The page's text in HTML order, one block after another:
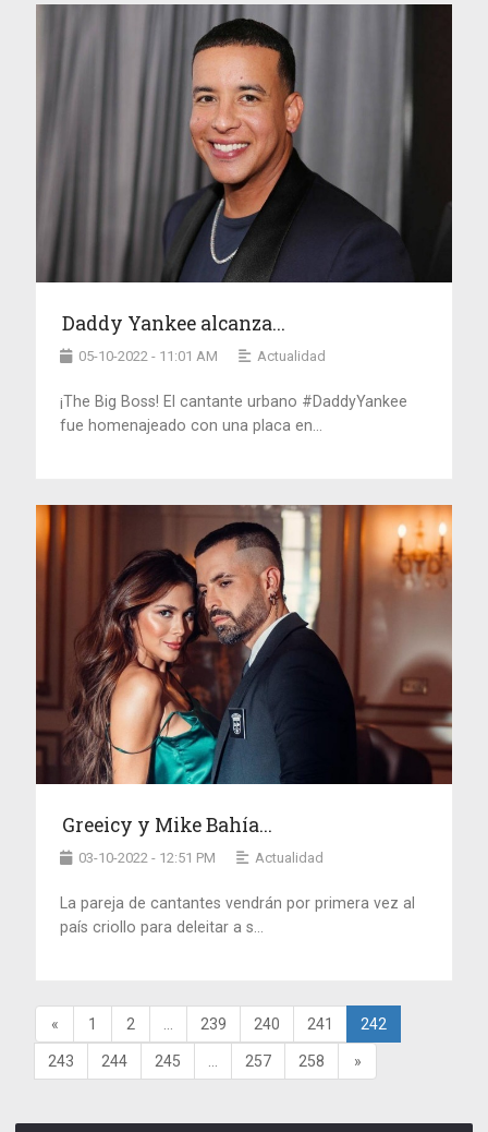
Daddy Yankee alcanza...
05-10-2022 - 11:01 AM Actualidad
¡The Big Boss! El cantante urbano #DaddyYankee
fue homenajeado con una placa en...
Greeicy y Mike Bahía...
03-10-2022 - 12:51 PM Actualidad
La pareja de cantantes vendrán por primera vez al
país criollo para deleitar a s...
« 1 2 239 240 241 242
243 244 245 257 258 »